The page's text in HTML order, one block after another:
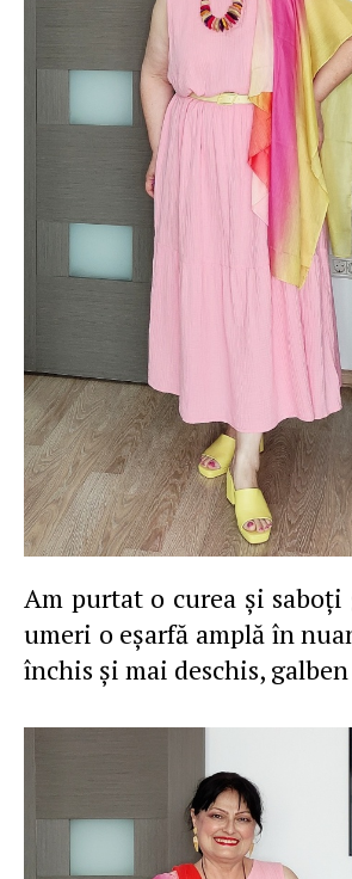
Am purtat o curea şi saboţi
umeri o eşarfă amplă în
închis şi mai deschis,